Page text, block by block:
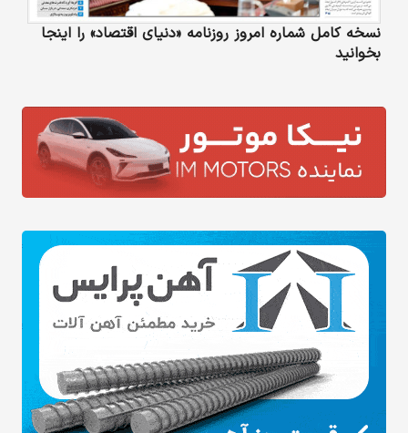
نسخه کامل شماره امروز روزنامه «دنیای‌ اقتصاد» را اینجا
بخوانید